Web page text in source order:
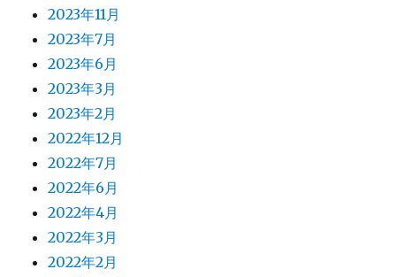
2023年11月
2023年7月
2023年6月
2023年3月
2023年2月
2022年12月
2022年7月
2022年6月
2022年4月
2022年3月
2022年2月